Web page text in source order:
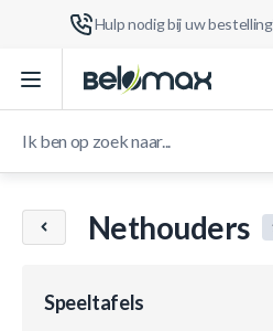
Hulp nodig bij uw
Ga naar de inhoud
Nethouders
Speeltafels